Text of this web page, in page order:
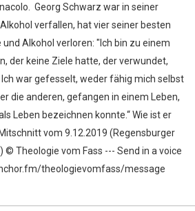
Georg Schwarz war in seiner
verfallen, hat vier seiner besten
und Alkohol verloren: "Ich bin zu einem
der keine Ziele hatte, der verwundet,
war gefesselt, weder fähig mich selbst
die anderen, gefangen in einem Leben,
Leben bezeichnen konnte.“ Wie ist er
vom 9.12.2019 (Regensburger
© Theologie vom Fass --- Send in a voice
theologievomfass/message